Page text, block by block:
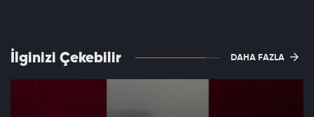
İlginizi Çekebilir DAHA FAZLA